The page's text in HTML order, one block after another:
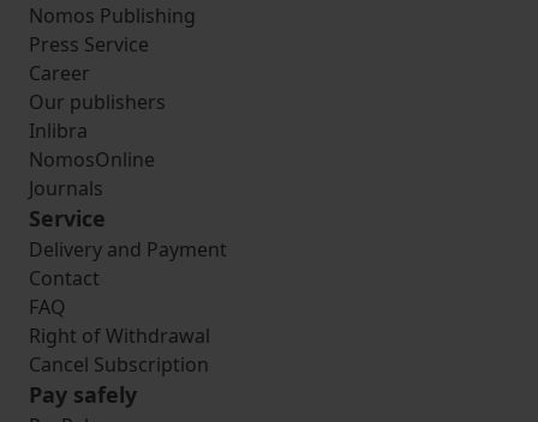
Nomos Publishing
Press Service
Career
Our publishers
Inlibra
NomosOnline
Journals
Service
Delivery and Payment
Contact
FAQ
Right of Withdrawal
Cancel Subscription
Pay safely